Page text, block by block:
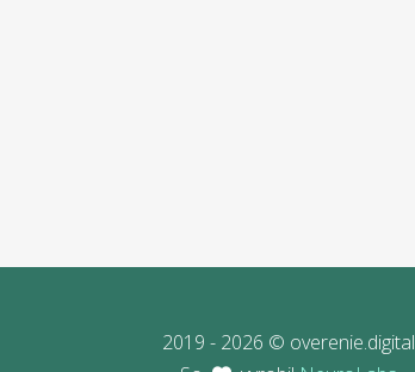
2019 - 2026 © overenie.digital